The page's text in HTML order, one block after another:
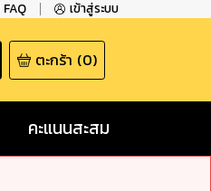
FAQ เข้าสู่ระบบ
ตะกร้า (0)
คะแนนสะสม